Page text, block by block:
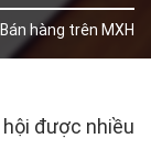
Bán hàng trên MXH
được nhiều